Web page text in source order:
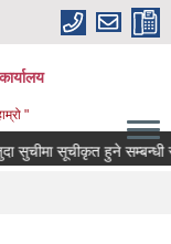
"
सुचीमा सूचीकृत हुने सम्बन्धी